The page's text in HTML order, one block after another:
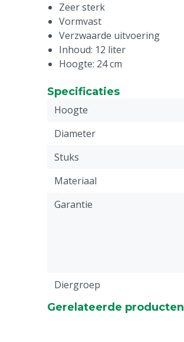
Zeer sterk
Vormvast
Verzwaarde uitvoering
Inhoud: 12 liter
Hoogte: 24 cm
Specificaties
Hoogte
Diameter
Stuks
Materiaal
Garantie
Diergroep
Gerelateerde producten